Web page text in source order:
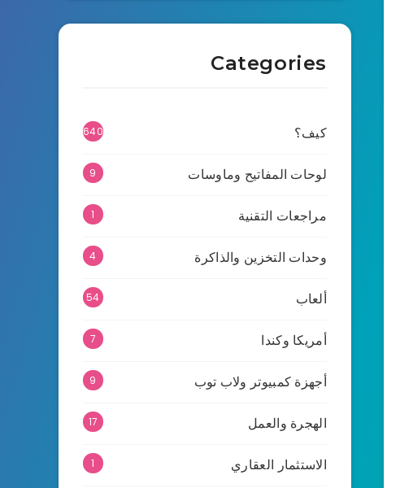
Categories
كيف؟ 640
لوحات المفاتيح وماوسات 9
مراجعات التقنية 1
وحدات التخزين والذاكرة 4
ألعاب 54
أمريكا وكندا 7
أجهزة كمبيوتر ولاب توب 9
الهجرة والعمل 17
الاستثمار العقاري 1